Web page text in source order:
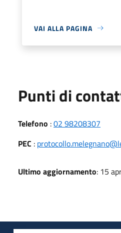
VAI ALLA PAGINA
Punti di
Telefono :02 98208307
PEC :
Ultimo aggiornamento: 15